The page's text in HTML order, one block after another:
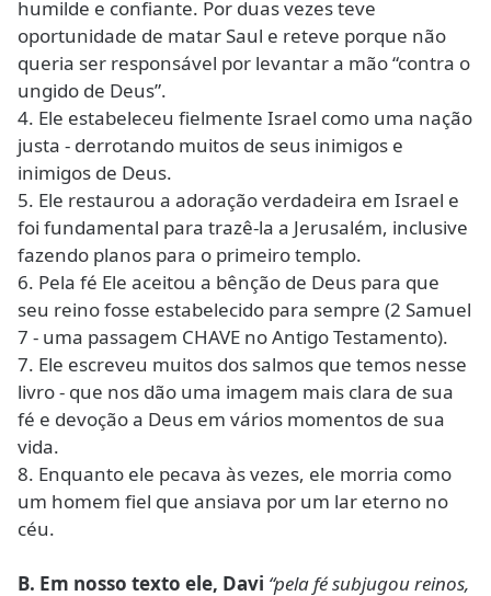
humilde e confiante. Por duas vezes teve
oportunidade de matar Saul e reteve porque não
queria ser responsável por levantar a mão “contra o
ungido de Deus”.
4. Ele estabeleceu fielmente Israel como uma nação
justa - derrotando muitos de seus inimigos e
inimigos de Deus.
5. Ele restaurou a adoração verdadeira em Israel e
foi fundamental para trazê-la a Jerusalém, inclusive
fazendo planos para o primeiro templo.
6. Pela fé Ele aceitou a bênção de Deus para que
seu reino fosse estabelecido para sempre (2 Samuel
7 - uma passagem CHAVE no Antigo Testamento).
7. Ele escreveu muitos dos salmos que temos nesse
livro - que nos dão uma imagem mais clara de sua
fé e devoção a Deus em vários momentos de sua
vida.
8. Enquanto ele pecava às vezes, ele morria como
um homem fiel que ansiava por um lar eterno no
céu.
B. Em nosso texto ele, Davi “pela fé subjugou reinos,